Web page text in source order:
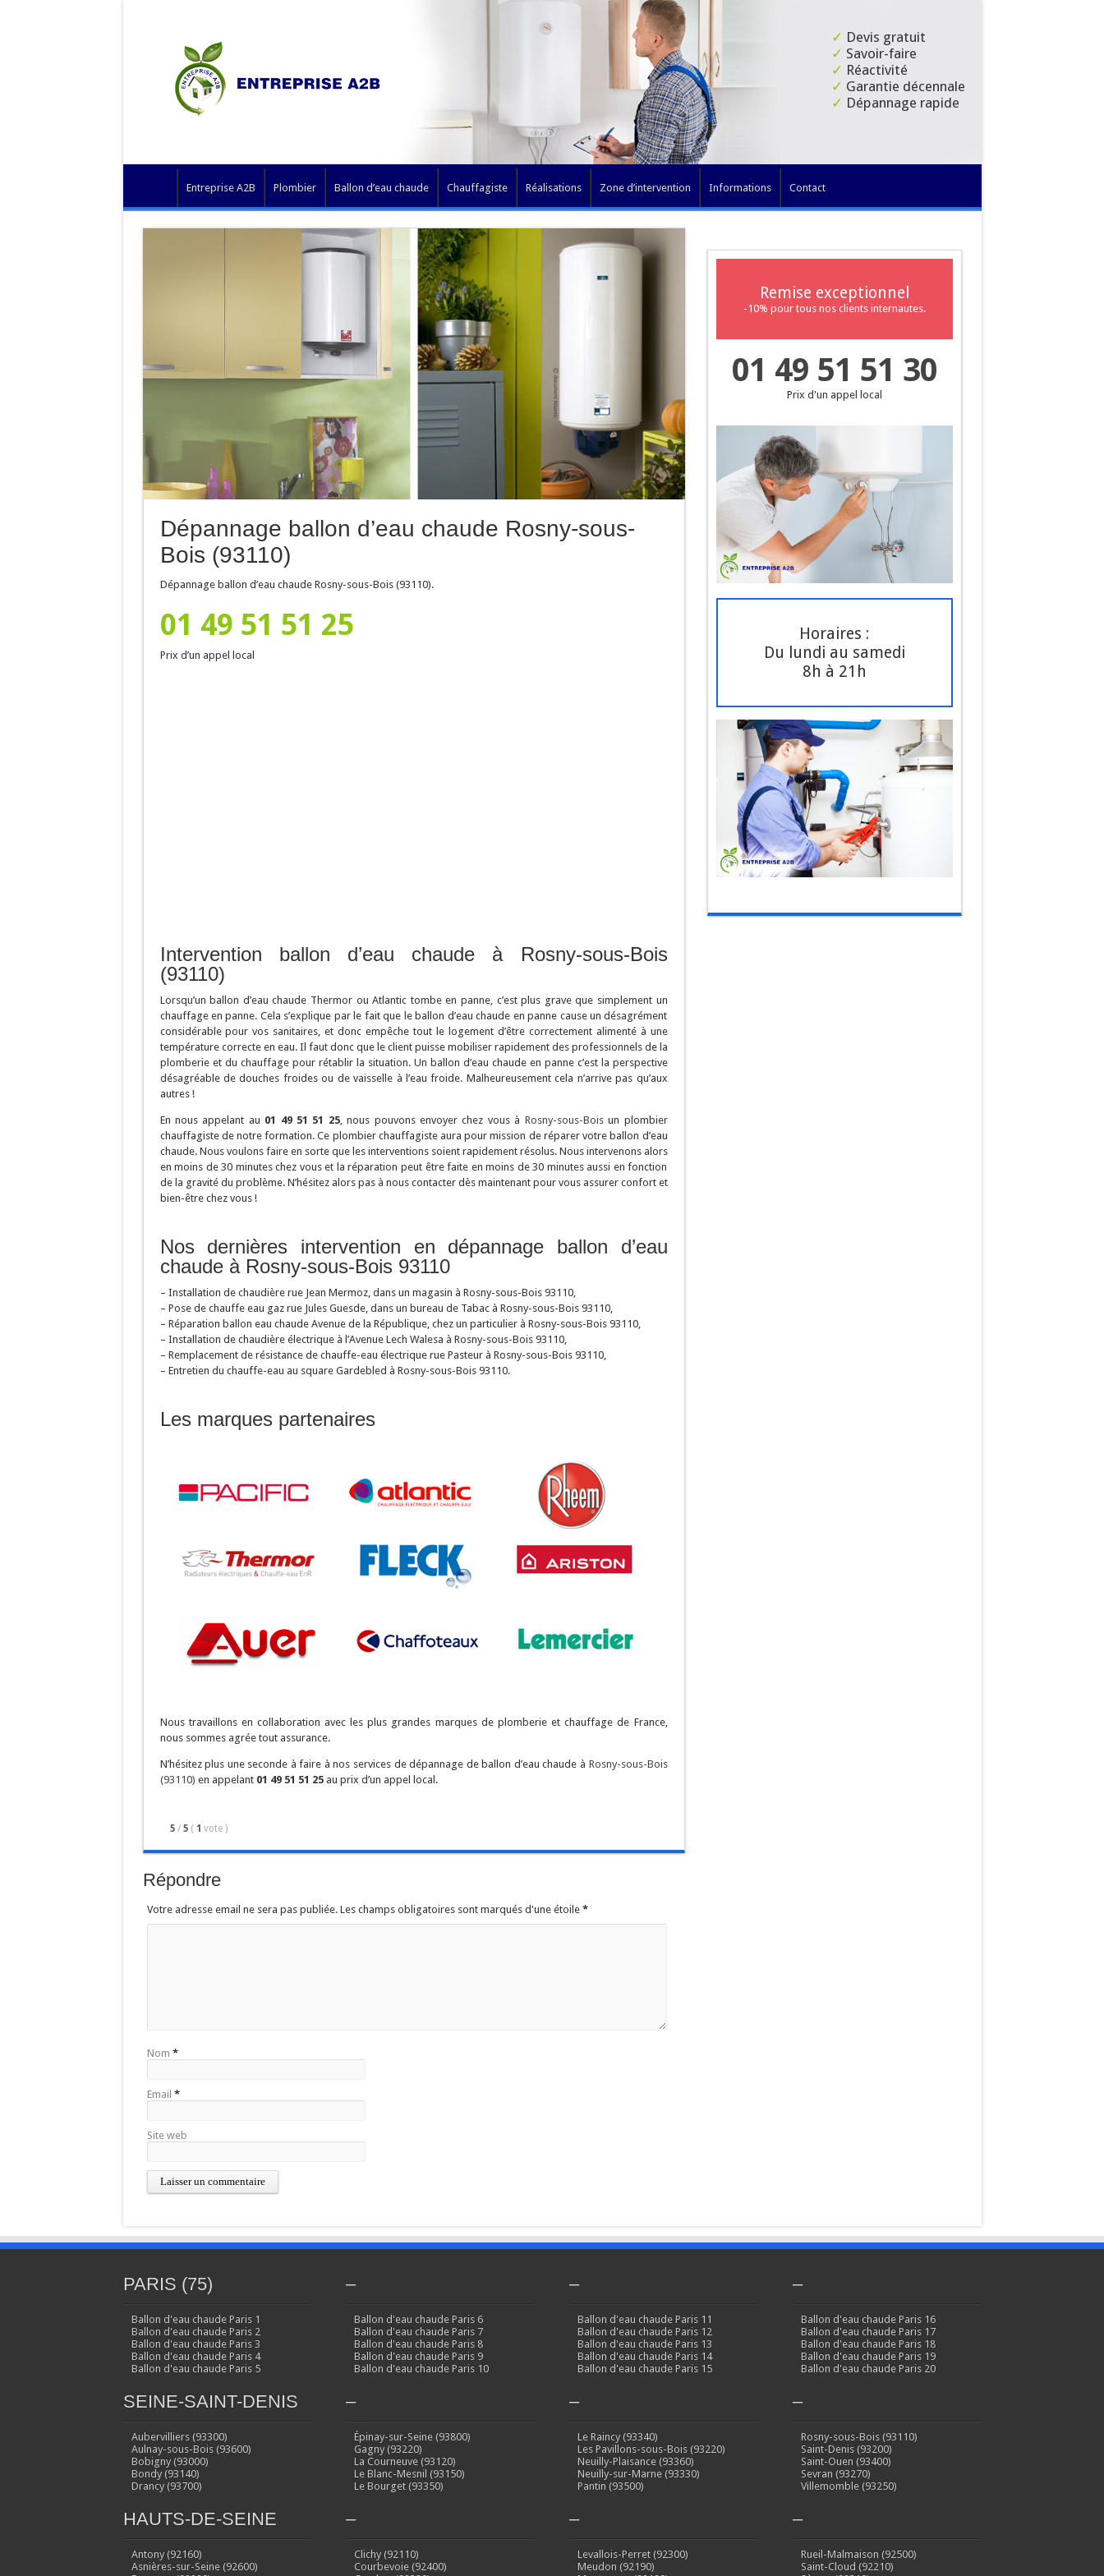
✓ Devis gratuit
✓ Savoir-faire
✓ Réactivité
✓ Garantie décennale
✓ Dépannage rapide
Entreprise A2B Plombier Ballon d’eau chaude Chauffagiste Réalisations Zone d’intervention Informations Contact
Dépannage ballon d’eau chaude Rosny-sous-
Bois (93110)
Dépannage ballon d’eau chaude Rosny-sous-Bois (93110).
01 49 51 51 25
Prix d’un appel local
Intervention ballon d’eau chaude à Rosny-sous-Bois
(93110)
Lorsqu’un ballon d’eau chaude Thermor ou Atlantic tombe en panne, c’est plus grave que simplement un
chauffage en panne. Cela s’explique par le fait que le ballon d’eau chaude en panne cause un désagrément
considérable pour vos sanitaires, et donc empêche tout le logement d’être correctement alimenté à une
température correcte en eau. Il faut donc que le client puisse mobiliser rapidement des professionnels de la
plomberie et du chauffage pour rétablir la situation. Un ballon d’eau chaude en panne c’est la perspective
désagréable de douches froides ou de vaisselle à l’eau froide. Malheureusement cela n’arrive pas qu’aux
autres !
En nous appelant au 01 49 51 51 25, nous pouvons envoyer chez vous à Rosny-sous-Boisun plombier
chauffagiste de notre formation. Ce plombier chauffagiste aura pour mission de réparer votre ballon d’eau
chaude. Nous voulons faire en sorte que les interventions soient rapidement résolus. Nous intervenons alors
en moins de 30 minutes chez vous et la réparation peut être faite en moins de 30 minutes aussi en fonction
de la gravité du problème. N’hésitez alors pas à nous contacter dès maintenant pour vous assurer confort et
bien-être chez vous !
Nos dernières intervention en dépannage ballon d’eau
chaude à Rosny-sous-Bois 93110
– Installation de chaudière rue Jean Mermoz, dans un magasin à Rosny-sous-Bois 93110,
– Pose de chauffe eau gaz rue Jules Guesde, dans un bureau de Tabac à Rosny-sous-Bois 93110,
– Réparation ballon eau chaude Avenue de la République, chez un particulier à Rosny-sous-Bois 93110,
– Installation de chaudière électrique à l’Avenue Lech Walesa à Rosny-sous-Bois 93110,
– Remplacement de résistance de chauffe-eau électrique rue Pasteur à Rosny-sous-Bois 93110,
– Entretien du chauffe-eau au square Gardebled à Rosny-sous-Bois 93110.
Les marques partenaires
Nous travaillons en collaboration avec les plus grandes marques de plomberie et chauffage de France,
nous sommes agrée tout assurance.
N’hésitez plus une seconde à faire à nos services de dépannage de ballon d’eau chaude à Rosny-sous-Bois
(93110) en appelant 01 49 51 51 25au prix d’un appel local.
5 / 5 ( 1 vote )
Répondre
Votre adresse email ne sera pas publiée. Les champs obligatoires sont marqués d'une étoile *
Nom *
Email *
Site web
Remise exceptionnel
-10% pour tous nos clients internautes.
01 49 51 51 30
Prix d'un appel local
Horaires :
Du lundi au samedi
8h à 21h
PARIS (75)
Ballon d'eau chaude Paris 1
Ballon d'eau chaude Paris 2
Ballon d'eau chaude Paris 3
Ballon d'eau chaude Paris 4
Ballon d'eau chaude Paris 5
SEINE-SAINT-DENIS
Aubervilliers (93300)
Aulnay-sous-Bois (93600)
Bobigny (93000)
Bondy (93140)
Drancy (93700)
HAUTS-DE-SEINE
Antony (92160)
Asnières-sur-Seine (92600)
–
Ballon d'eau chaude Paris 6
Ballon d'eau chaude Paris 7
Ballon d'eau chaude Paris 8
Ballon d'eau chaude Paris 9
Ballon d'eau chaude Paris 10
–
Épinay-sur-Seine (93800)
Gagny (93220)
La Courneuve (93120)
Le Blanc-Mesnil (93150)
Le Bourget (93350)
–
Clichy (92110)
Courbevoie (92400)
–
Ballon d'eau chaude Paris 11
Ballon d'eau chaude Paris 12
Ballon d'eau chaude Paris 13
Ballon d'eau chaude Paris 14
Ballon d'eau chaude Paris 15
–
Le Raincy (93340)
Les Pavillons-sous-Bois (93220)
Neuilly-Plaisance (93360)
Neuilly-sur-Marne (93330)
Pantin (93500)
–
Levallois-Perret (92300)
Meudon (92190)
–
Ballon d'eau chaude Paris 16
Ballon d'eau chaude Paris 17
Ballon d'eau chaude Paris 18
Ballon d'eau chaude Paris 19
Ballon d'eau chaude Paris 20
–
Rosny-sous-Bois (93110)
Saint-Denis (93200)
Saint-Ouen (93400)
Sevran (93270)
Villemomble (93250)
–
Rueil-Malmaison (92500)
Saint-Cloud (92210)